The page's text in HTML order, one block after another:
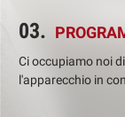
03.
Ci occupiamo noi
l'apparecchio in